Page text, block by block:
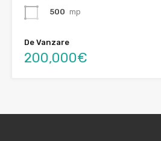
500 mp
De Vanzare
200,000€